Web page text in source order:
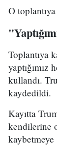
O
Toplantıya
kullandı.
kaydedildi.
Kayıtta
kendilerine
kaybetmeye